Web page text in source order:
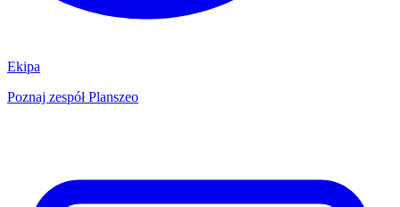
Ekipa
Poznaj zespół Planszeo